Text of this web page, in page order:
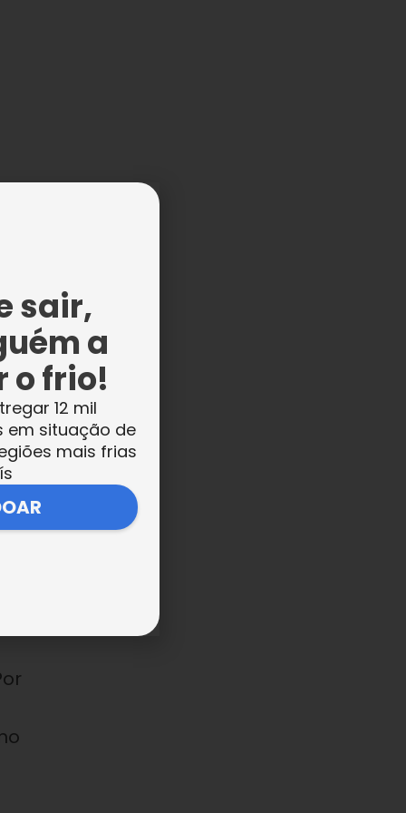
sair,
a
o frio!
12 mil
em situação de
mais frias